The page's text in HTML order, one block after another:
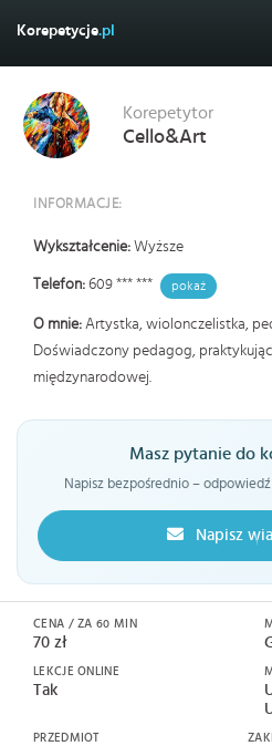
Korepetycje.pl
Korepetytor
Cello&Art
INFORMACJE:
Wykształcenie: Wyższe
Telefon: 609 *** *** pokaż
O mnie: Artystka, wiolonczelistka,
Doświadczony pedagog,
międzynarodowej.
Masz pytanie do
Napisz bezpośrednio –
Napisz
CENA / ZA 60 MIN
70 zł
LEKCJE ONLINE
Tak
PRZEDMIOT